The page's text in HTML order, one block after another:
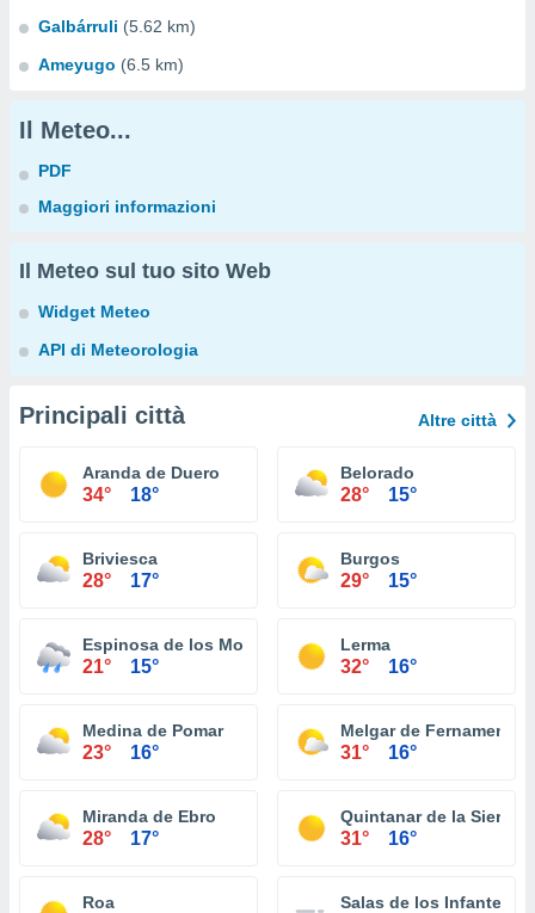
Galbárruli (5.62 km)
Ameyugo (6.5 km)
Il Meteo...
PDF
Maggiori informazioni
Il Meteo sul tuo sito Web
Widget Meteo
API di Meteorologia
Principali città Altre città
Aranda de Duero
34° 18°
Belorado
28° 15°
Briviesca
28° 17°
Burgos
29° 15°
Espinosa de los Monteros
21° 15°
Lerma
32° 16°
Medina de Pomar
23° 16°
Melgar de Fernamental
31° 16°
Miranda de Ebro
28° 17°
Quintanar de la Sierra
31° 16°
Roa Salas de los Infantes